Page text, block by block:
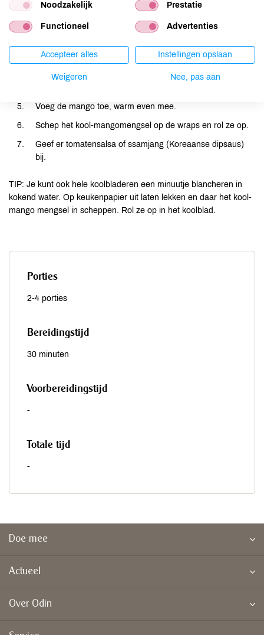
Snij de kool in reepjes
Schil de mango en snij die ook in reepjes.
omscheppend goudbruin.
Voeg de kool toe en roerbak 5 min. mee. Breng op smaak
Voeg de mango toe, warm even mee.
Schep het kool-mangomengsel op de wraps en rol ze op.
Geef er tomatensalsa of ssamjang (Koreaanse dipsaus)
bij.
TIP: Je kunt ook hele koolbladeren een minuutje blancheren in
kokend water. Op keukenpapier uit laten lekken en daar het kool-
mango mengsel in scheppen. Rol ze op in het koolblad.
Porties
2-4 porties
Bereidingstijd
30 minuten
Voorbereidingstijd
-
Totale tijd
-
Doe mee
Actueel
Over Odin
Noodzakelijk Prestatie
Functioneel Advertenties
Accepteer alles Instellingen opslaan
Weigeren Nee, pas aan